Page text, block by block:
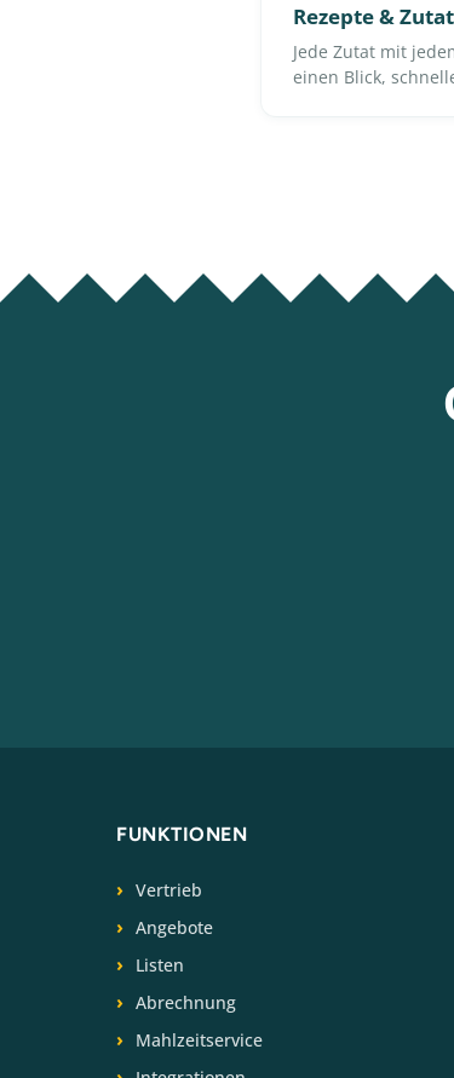
Rezepte &
Jede Zutat mit
einen Blick,
FUNKTIONEN
Vertrieb
Angebote
Listen
Abrechnung
Mahlzeitservice